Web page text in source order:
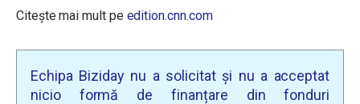
Citește mai mult pe edition.cnn.com
Echipa Biziday nu a solicitat și nu a acceptat
nicio formă de finanțare din fonduri